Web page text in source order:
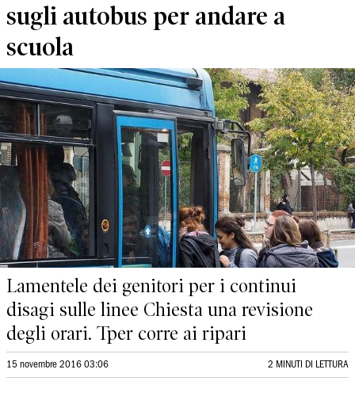
sugli autobus per andare a
scuola
Lamentele dei genitori per i continui
disagi sulle linee Chiesta una revisione
degli orari. Tper corre ai ripari
15 novembre 2016 03:06 2 MINUTI DI LETTURA